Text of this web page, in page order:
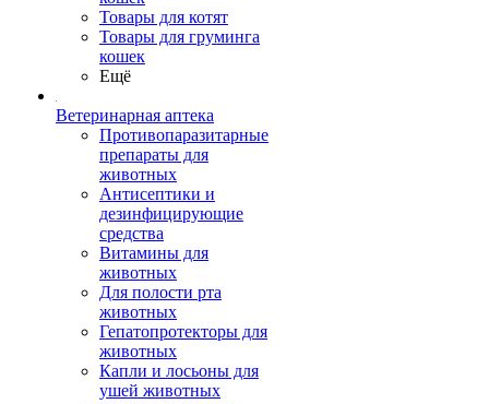
Товары для котят
Товары для груминга
кошек
Ещё
Ветеринарная аптека
Противопаразитарные
препараты для
животных
Антисептики и
дезинфицирующие
средства
Витамины для
животных
Для полости рта
животных
Гепатопротекторы для
животных
Капли и лосьоны для
ушей животных